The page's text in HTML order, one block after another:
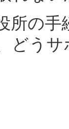
の手
どう